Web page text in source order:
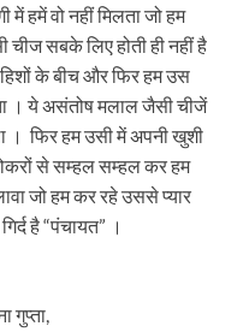
हमें वो नहीं मिलता जो हम
सबके लिए होती ही नहीं है
के बीच और फिर हम उस
। ये असंतोष मलाल जैसी चीजें
। फिर हम उसी में अपनी खुशी
से सम्हल सम्हल कर हम
जो हम कर रहे उससे प्यार
है “पंचायत” ।
गुप्ता,